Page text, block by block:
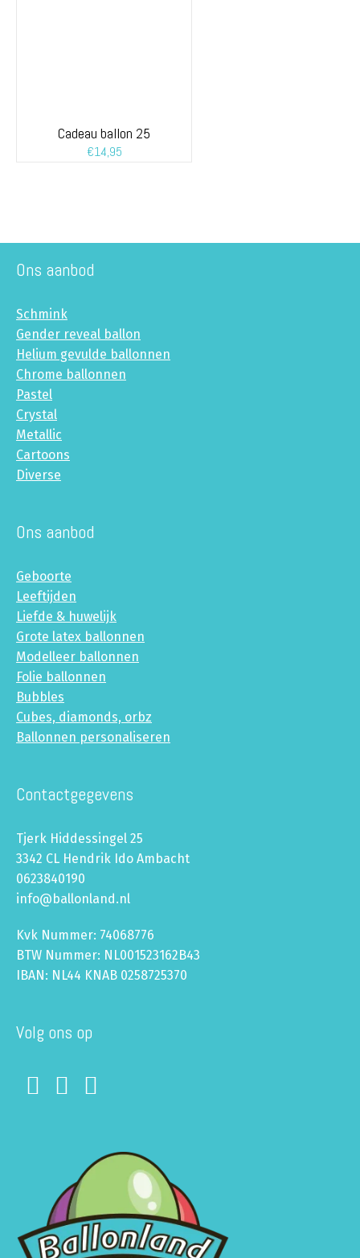
Cadeau ballon 25
€14,95
Ons aanbod
Schmink
Gender reveal ballon
Helium gevulde ballonnen
Chrome ballonnen
Pastel
Crystal
Metallic
Cartoons
Diverse
Ons aanbod
Geboorte
Leeftijden
Liefde & huwelijk
Grote latex ballonnen
Modelleer ballonnen
Folie ballonnen
Bubbles
Cubes, diamonds, orbz
Ballonnen personaliseren
Contactgegevens
Tjerk Hiddessingel 25
3342 CL Hendrik Ido Ambacht
0623840190
info@ballonland.nl
Kvk Nummer: 74068776
BTW Nummer: NL001523162B43
IBAN: NL44 KNAB 0258725370
Volg ons op